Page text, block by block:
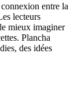
entre la
lecteurs
mieux imaginer
Plancha
des idées